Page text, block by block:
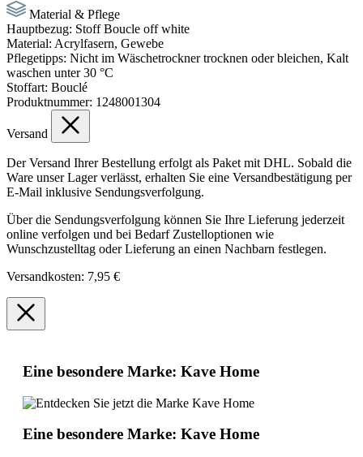
Material & Pflege
Hauptbezug: Stoff Boucle off white
Material: Acrylfasern, Gewebe
Pflegetipps: Nicht im Wäschetrockner trocknen oder bleichen, Kalt
waschen unter 30 °C
Stoffart: Bouclé
Produktnummer: 1248001304
Versand
Der Versand Ihrer Bestellung erfolgt als Paket mit DHL. Sobald die
Ware unser Lager verlässt, erhalten Sie eine Versandbestätigung per
E-Mail inklusive Sendungsverfolgung.
Über die Sendungsverfolgung können Sie Ihre Lieferung jederzeit
online verfolgen und bei Bedarf Zustelloptionen wie
Wunschzustelltag oder Lieferung an einen Nachbarn festlegen.
Versandkosten: 7,95 €
Eine besondere Marke: Kave Home
Eine besondere Marke: Kave Home